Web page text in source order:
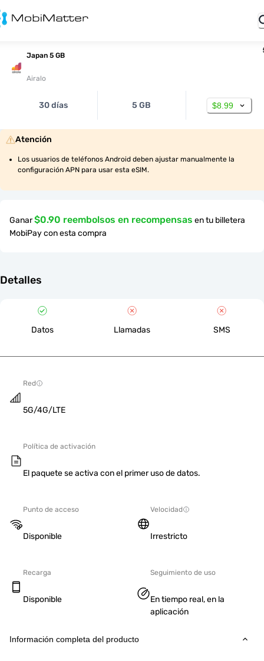
Japan 5 GB
Airalo
30 días 5 GB $8.99
Atención
Los usuarios de teléfonos Android deben ajustar manualmente la
configuración APN para usar esta eSIM.
Ganar$0.90 reembolsos en recompensas en tu billetera
MobiPay con esta compra
Detalles
Datos Llamadas SMS
Red
5G/4G/LTE
Política de activación
El paquete se activa con el primer uso de datos.
Punto de acceso
Disponible
Velocidad
Irrestricto
Recarga
Disponible
Seguimiento de uso
En tiempo real, en la
aplicación
Información completa del producto